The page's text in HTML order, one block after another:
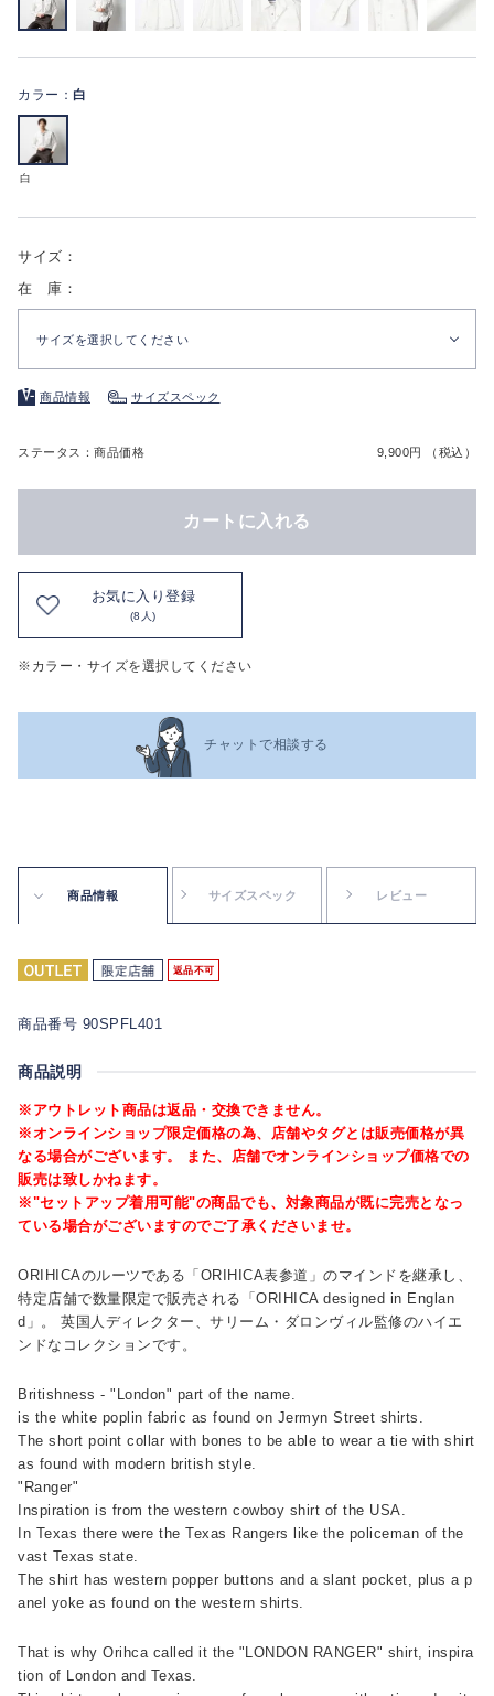
カラー： 白
白
サイズ：
在 庫：
サイズを選択してください
商品情報 サイズスペック
ステータス：商品価格 9,900円 （税込）
カートに入れる
お気に入り登録
(8人)
※カラー・サイズを選択してください
チャットで相談する
商品情報 サイズスペック レビュー
返品不可
商品番号 90SPFL401
商品説明
※アウトレット商品は返品・交換できません。
※オンラインショップ限定価格の為、店舗やタグとは販売価格が異
なる場合がございます。 また、店舗でオンラインショップ価格での
販売は致しかねます。
※"セットアップ着用可能"の商品でも、対象商品が既に完売となっ
ている場合がございますのでご了承くださいませ。
ORIHICAのルーツである「ORIHICA表参道」のマインドを継承し、
特定店舗で数量限定で販売される「ORIHICA designed in Englan
d」。 英国人ディレクター、サリーム・ダロンヴィル監修のハイエ
ンドなコレクションです。
Britishness - "London" part of the name.
is the white poplin fabric as found on Jermyn Street shirts.
The short point collar with bones to be able to wear a tie with shirt
as found with modern british style.
"Ranger"
Inspiration is from the western cowboy shirt of the USA.
In Texas there were the Texas Rangers like the policeman of the
vast Texas state.
The shirt has western popper buttons and a slant pocket, plus a p
anel yoke as found on the western shirts.
That is why Orihca called it the "LONDON RANGER" shirt, inspira
tion of London and Texas.